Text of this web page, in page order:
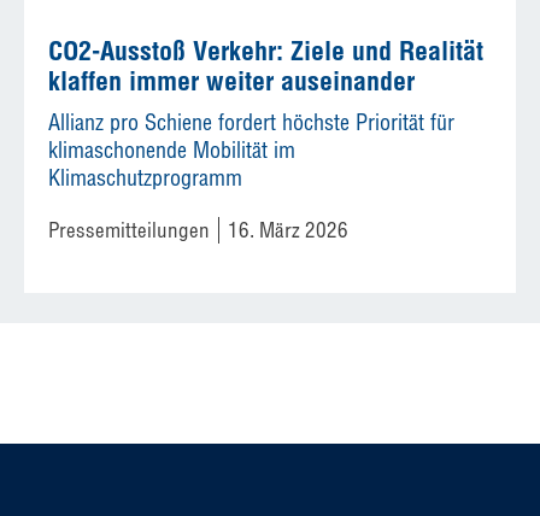
CO2-Ausstoß Verkehr: Ziele und Realität
klaffen immer weiter auseinander
Allianz pro Schiene fordert höchste Priorität für
klimaschonende Mobilität im
Klimaschutzprogramm
Pressemitteilungen 16. März 2026